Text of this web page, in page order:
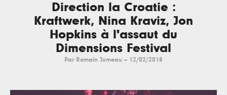
Direction la Croatie :
Kraftwerk, Nina Kraviz, Jon
Hopkins à l'assaut du
Dimensions Festival
Par Romain Jumeau -- 12/02/2018